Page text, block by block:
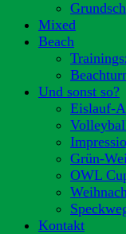
Mixed
Beach
Und sonst so?
Eislauf-
Grün-
OWL
Kontakt